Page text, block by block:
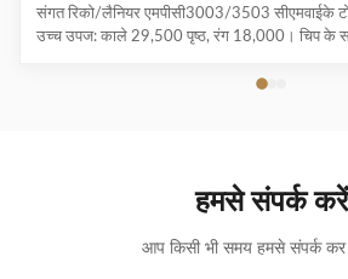
संगत रिको/लैनियर एमपीसी3003/3503 सीएमवाईके
उच्च उपज: काले 29,500 पृष्ठ, रंग 18,000। चिप के
हमसे संपर्क करें
आप किसी भी समय हमसे संपर्क